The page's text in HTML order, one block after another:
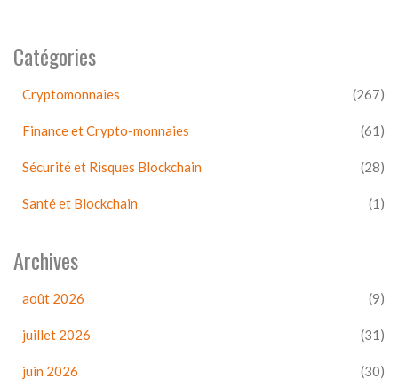
Catégories
Cryptomonnaies (267)
Finance et Crypto-monnaies (61)
Sécurité et Risques Blockchain (28)
Santé et Blockchain (1)
Archives
août 2026 (9)
juillet 2026 (31)
juin 2026 (30)